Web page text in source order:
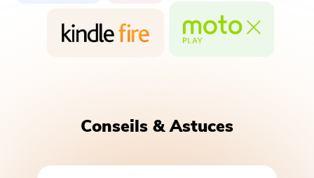
Conseils & Astuces